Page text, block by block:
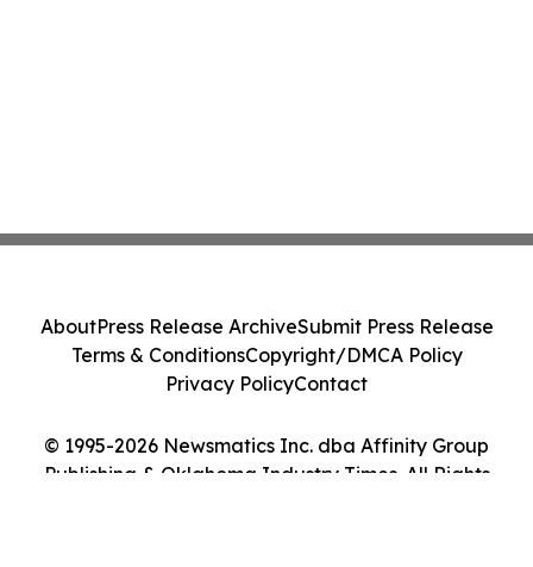
© 1995-2026 Newsmatics Inc. dba Affinity Group
Publishing & Oklahoma Industry Times. All Rights
AboutPress Release ArchiveSubmit Press Release
Terms & ConditionsCopyright/DMCA Policy
Privacy PolicyContact